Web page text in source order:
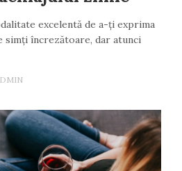
excelentă de a-ți exprima
simți încrezătoare, dar atunci